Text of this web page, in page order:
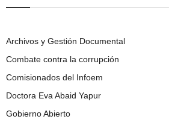
Archivos y Gestión Documental
Combate contra la corrupción
Comisionados del Infoem
Doctora Eva Abaid Yapur
Gobierno Abierto